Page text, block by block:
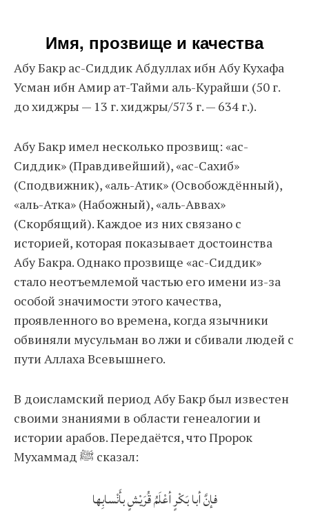
Имя, прозвище и качества
Абу Бакр ас-Сиддик Абдуллах ибн Абу Кухафа
Усман ибн Амир ат-Тайми аль-Курайши (50 г.
до хиджры — 13 г. хиджры/573 г. — 634 г.).
Абу Бакр имел несколько прозвищ: «ас-
Сиддик» (Правдивейший), «ас-Сахиб»
(Сподвижник), «аль-Атик» (Освобождённый),
«аль-Атка» (Набожный), «аль-Аввах»
(Скорбящий). Каждое из них связано с
историей, которая показывает достоинства
Абу Бакра. Однако прозвище «ас-Сиддик»
стало неотъемлемой частью его имени из-за
особой значимости этого качества,
проявленного во времена, когда язычники
обвиняли мусульман во лжи и сбивали людей с
пути Аллаха Всевышнего.
В доисламский период Абу Бакр был известен
своими знаниями в области генеалогии и
истории арабов. Передаётся, что Пророк
Мухаммад ﷺ сказал:
فإنَّ أبا بَكْرٍ أعْلَمُ قُرَيْشٍ بأَنْسابِها